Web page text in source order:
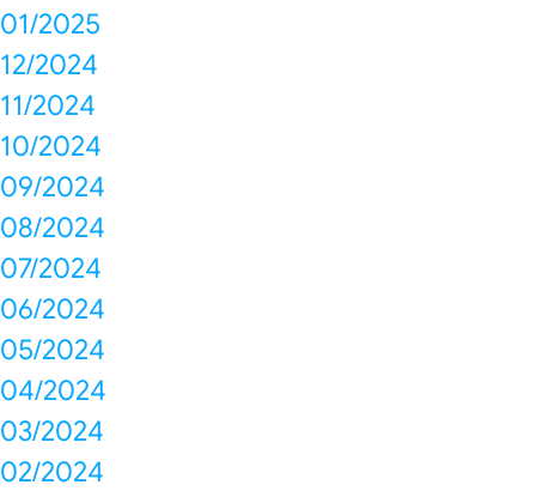
01/2025
12/2024
11/2024
10/2024
09/2024
08/2024
07/2024
06/2024
05/2024
04/2024
03/2024
02/2024